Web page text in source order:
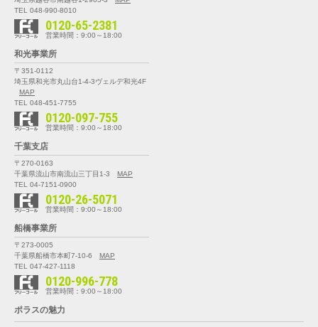
TEL 048-990-8010
0120-65-2381
営業時間：9:00～18:00
和光事業所
〒351-0112
埼玉県和光市丸山台1-4-3ヴェルデ和光4F
MAP
TEL 048-451-7755
0120-097-755
営業時間：9:00～18:00
千葉支店
〒270-0163
千葉県流山市南流山三丁目1-3
MAP
TEL 04-7151-0900
0120-26-5071
営業時間：9:00～18:00
船橋事業所
〒273-0005
千葉県船橋市本町7-10-6
MAP
TEL 047-427-1118
0120-996-778
営業時間：9:00～18:00
ポラスの魅力